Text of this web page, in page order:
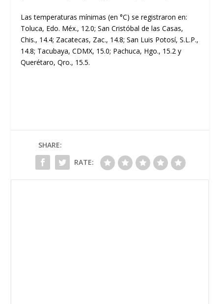
Las temperaturas mínimas (en °C) se registraron en:
Toluca, Edo. Méx., 12.0; San Cristóbal de las Casas,
Chis., 14.4; Zacatecas, Zac., 14.8; San Luis Potosí, S.L.P.,
14.8; Tacubaya, CDMX, 15.0; Pachuca, Hgo., 15.2 y
Querétaro, Qro., 15.5.
SHARE:
RATE: